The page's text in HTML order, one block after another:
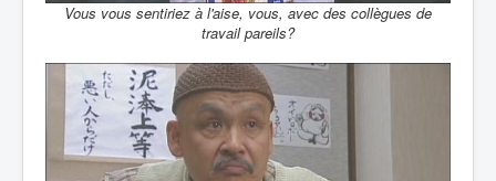
Vous vous sentiriez à l'aise, vous, avec des collègues de
travail pareils?